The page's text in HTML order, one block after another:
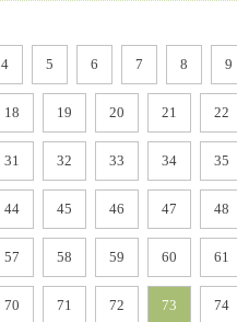
4 5 6 7 8 9
18 19 20 21 22
31 32 33 34 35
44 45 46 47 48
57 58 59 60 61
70 71 72 73 74